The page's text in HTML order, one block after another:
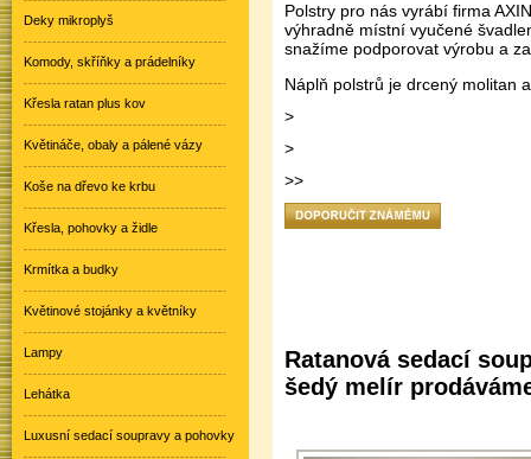
Polstry pro nás vyrábí firma
výhradně místní vyučené
snažíme podporovat výrobu a
Náplň polstrů je drcený molitan
>
>
>>
Ratanová sedací
šedý melír
Deky mikroplyš
Komody, skříňky a prádelníky
Křesla ratan plus kov
Květináče, obaly a pálené vázy
Koše na dřevo ke krbu
Křesla, pohovky a židle
Krmítka a budky
Květinové stojánky a květníky
Lampy
Lehátka
Luxusní sedací soupravy a pohovky